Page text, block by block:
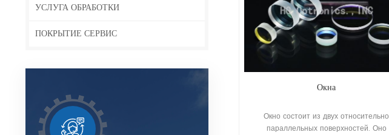
УСЛУГА ОБРАБОТКИ
ПОКРЫТИЕ СЕРВИС
Окна
Окно состоит из двух относительно
параллельных поверхностей. Оно